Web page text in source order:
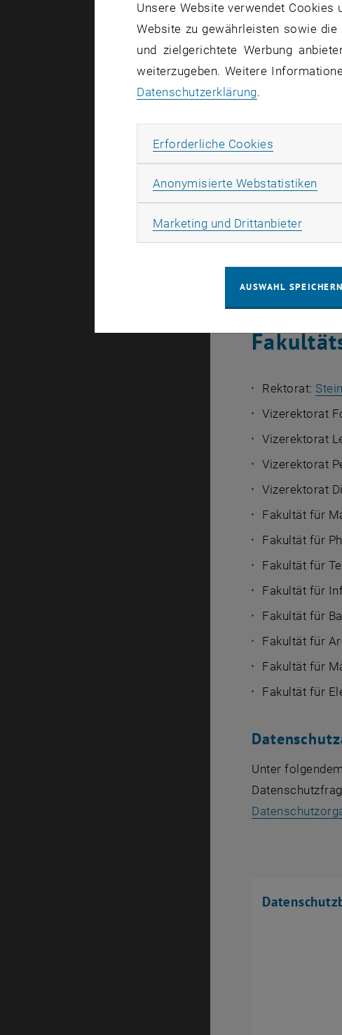
In jeder
In jeder
In den
Rektorat:
Vizerektorat
Vizerektorat
Vizerektorat
Vizerektorat
Fakultät für
Fakultät für
Fakultät für
Fakultät für
Fakultät für
Fakultät für
Fakultät für
Fakultät für
Unter
Unsere Website verwendet Cookies
Website zu gewährleisten sowie
und zielgerichtete Werbung
weiterzugeben. Weitere
Datenschutzerklärung.
Erforderliche Cookies
Anonymisierte Webstatistiken
Marketing und Drittanbieter
AUSWAHL